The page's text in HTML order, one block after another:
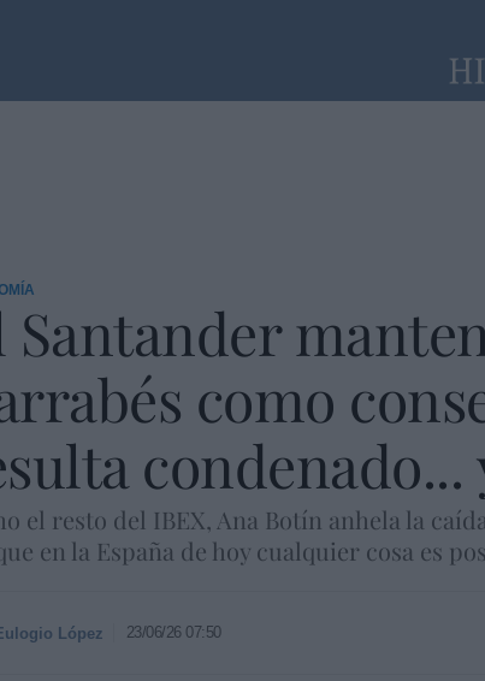
Santander
como
condenado...
el resto del IBEX, Ana Botín anhela la
en la España de hoy cualquier cosa es
López 23/06/26 07:50